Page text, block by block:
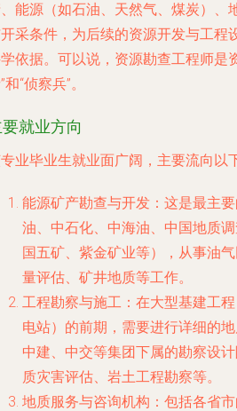
能源（如石油、天然气、煤炭）、
采条件，为后续的资源开发与工程
依据。可以说，资源勘查工程师是
和“侦察兵”。
就业方向
业毕业生就业面广阔，主要流向以
能源矿产勘查与开发 ：这是最主
油、中石化、中海油、中国地质
国五矿、紫金矿业等），从事油
量评估、矿井地质等工作。
工程勘察与施工 ：在大型基建工
电站）的前期，需要进行详细的
中建、中交等集团下属的勘察设
质灾害评估、岩土工程勘察等。
地质服务与咨询机构 ：包括各省